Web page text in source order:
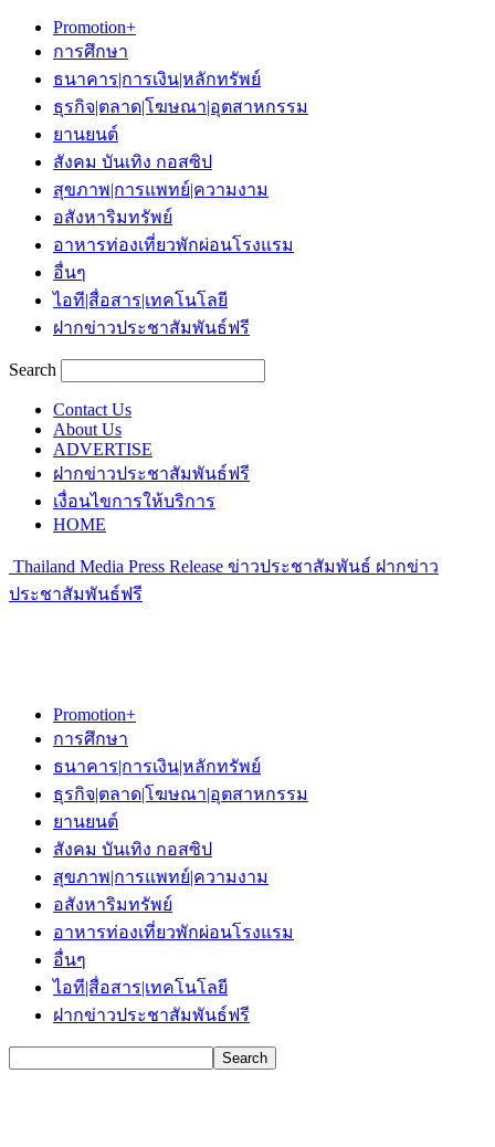
Promotion+
การศึกษา
ธนาคาร|การเงิน|หลักทรัพย์
ธุรกิจ|ตลาด|โฆษณา|อุตสาหกรรม
ยานยนต์
สังคม บันเทิง กอสซิป
สุขภาพ|การแพทย์|ความงาม
อสังหาริมทรัพย์
อาหารท่องเที่ยวพักผ่อนโรงแรม
อื่นๆ
ไอที|สื่อสาร|เทคโนโลยี
ฝากข่าวประชาสัมพันธ์ฟรี
Search
Contact Us
About Us
ADVERTISE
ฝากข่าวประชาสัมพันธ์ฟรี
เงื่อนไขการให้บริการ
HOME
Thailand Media Press Release ข่าวประชาสัมพันธ์ ฝากข่าว
ประชาสัมพันธ์ฟรี
Promotion+
การศึกษา
ธนาคาร|การเงิน|หลักทรัพย์
ธุรกิจ|ตลาด|โฆษณา|อุตสาหกรรม
ยานยนต์
สังคม บันเทิง กอสซิป
สุขภาพ|การแพทย์|ความงาม
อสังหาริมทรัพย์
อาหารท่องเที่ยวพักผ่อนโรงแรม
อื่นๆ
ไอที|สื่อสาร|เทคโนโลยี
ฝากข่าวประชาสัมพันธ์ฟรี